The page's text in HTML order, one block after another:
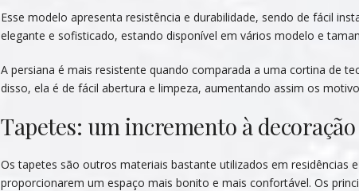
Esse modelo apresenta resistência e durabilidade, sendo de fácil
elegante e sofisticado, estando disponível em vários modelo e
A persiana é mais resistente quando comparada a uma cortina de
disso, ela é de fácil abertura e limpeza, aumentando assim os
Tapetes: um incremento à decoração
Os tapetes são outros materiais bastante utilizados em residências
proporcionarem um espaço mais bonito e mais confortável. Os